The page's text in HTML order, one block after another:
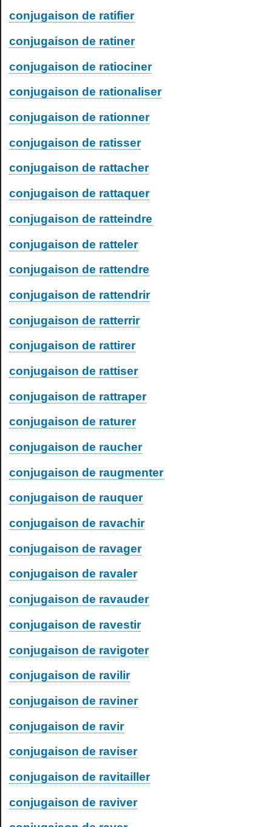
conjugaison de ratifier
conjugaison de ratiner
conjugaison de ratiociner
conjugaison de rationaliser
conjugaison de rationner
conjugaison de ratisser
conjugaison de rattacher
conjugaison de rattaquer
conjugaison de ratteindre
conjugaison de ratteler
conjugaison de rattendre
conjugaison de rattendrir
conjugaison de ratterrir
conjugaison de rattirer
conjugaison de rattiser
conjugaison de rattraper
conjugaison de raturer
conjugaison de raucher
conjugaison de raugmenter
conjugaison de rauquer
conjugaison de ravachir
conjugaison de ravager
conjugaison de ravaler
conjugaison de ravauder
conjugaison de ravestir
conjugaison de ravigoter
conjugaison de ravilir
conjugaison de raviner
conjugaison de ravir
conjugaison de raviser
conjugaison de ravitailler
conjugaison de raviver